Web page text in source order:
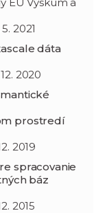
2021
dáta
2020
prostredí
2019
spracovanie
báz
2015